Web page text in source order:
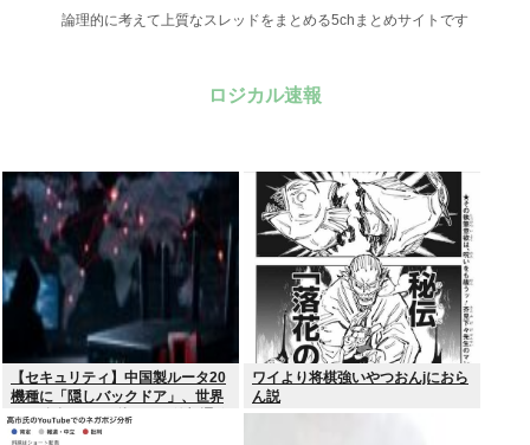
論理的に考えて上質なスレッドをまとめる5chまとめサイトです
ロジカル速報
【セキュリティ】中国製ルータ20
機種に「隠しバックドア」、世界
10万台超か…35秒ごとに外部通信
判明
ワイより将棋強いやつおんjにおら
ん説